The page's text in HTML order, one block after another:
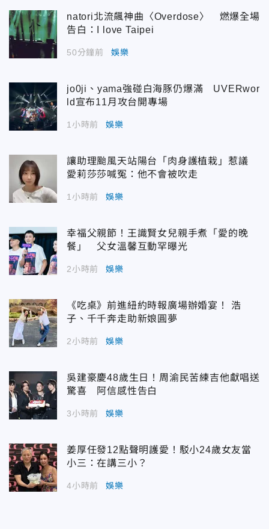
natori北流飆神曲〈Overdose〉 燃爆全場
告白：I love Taipei
50分鐘前 娛樂
jo0ji、yama強碰白海豚仍爆滿 UVERwor
ld宣布11月攻台開專場
1小時前 娛樂
讓助理颱風天站陽台「肉身護植栽」惹議
愛莉莎莎喊冤：他不會被吹走
1小時前 娛樂
幸福父親節！王識賢女兒親手煮「愛的晚
餐」 父女溫馨互動罕曝光
2小時前 娛樂
《吃桌》前進紐約時報廣場辦婚宴！ 浩
子、千千奔走助新娘圓夢
2小時前 娛樂
吳建豪慶48歲生日！周渝民苦練吉他獻唱送
驚喜 阿信感性告白
3小時前 娛樂
姜厚任發12點聲明護愛！駁小24歲女友當
小三：在講三小？
4小時前 娛樂